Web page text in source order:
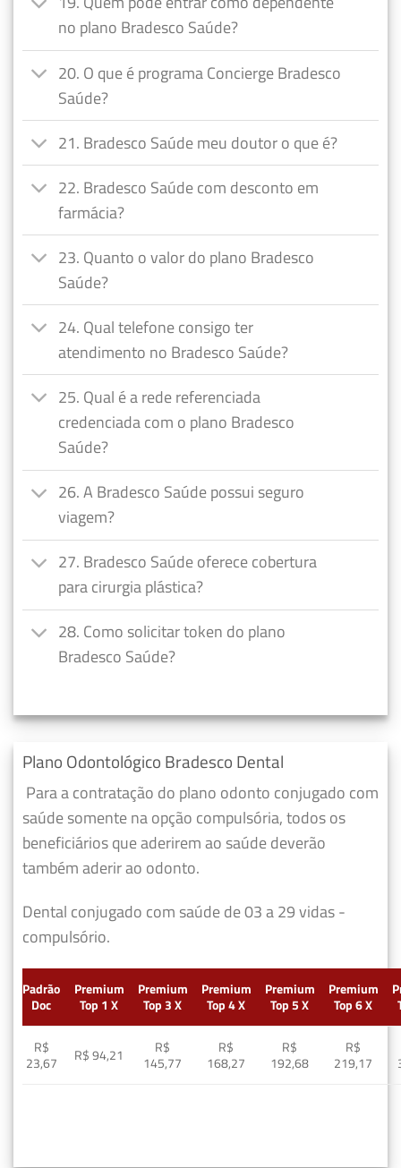
no plano Bradesco Saúde?
20. O que é programa Concierge Bradesco
Saúde?
21. Bradesco Saúde meu doutor o que é?
22. Bradesco Saúde com desconto em
farmácia?
23. Quanto o valor do plano Bradesco
Saúde?
24. Qual telefone consigo ter
atendimento no Bradesco Saúde?
25. Qual é a rede referenciada
credenciada com o plano Bradesco
Saúde?
26. A Bradesco Saúde possui seguro
viagem?
27. Bradesco Saúde oferece cobertura
para cirurgia plástica?
28. Como solicitar token do plano
Bradesco Saúde?
Plano Odontológico Bradesco Dental
Para a contratação do plano odonto conjugado com
saúde somente na opção compulsória, todos os
beneficiários que aderirem ao saúde deverão
também aderir ao odonto.
Dental conjugado com saúde de 03 a 29 vidas -
compulsório.
Padrão
Doc
Premium
Top 1 X
Premium
Top 3 X
Premium
Top 4 X
Premium
Top 5 X
Premium
Top 6 X
R$
23,67
R$ 94,21
R$
145,77
R$
168,27
R$
192,68
R$
219,17